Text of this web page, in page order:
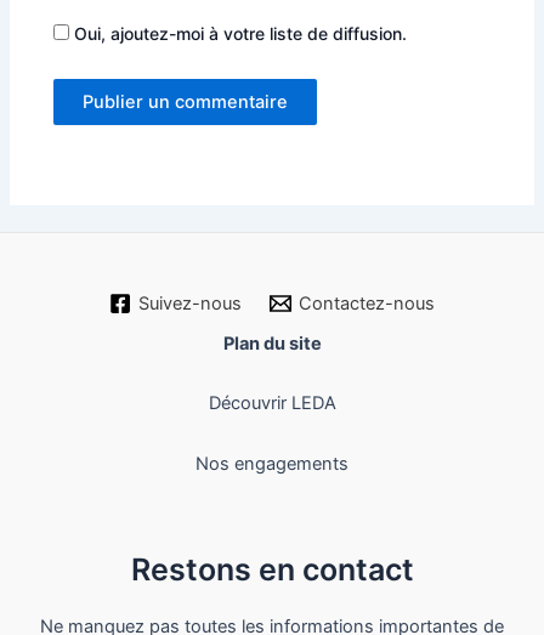
Oui, ajoutez-moi à votre liste de diffusion.
Suivez-nous
Contactez-nous
Plan du site
Découvrir LEDA
Nos engagements
Restons en contact
Ne manquez pas toutes les informations importantes de